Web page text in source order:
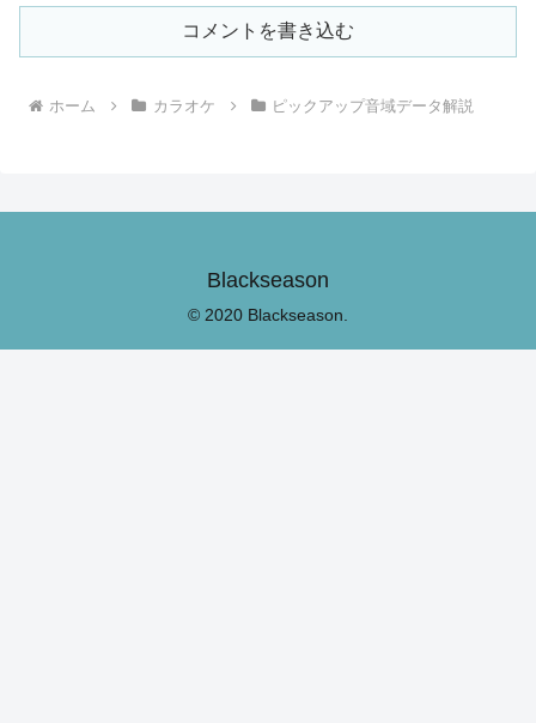
コメントを書き込む
ホーム カラオケ ピックアップ音域データ解説
Blackseason
© 2020 Blackseason.